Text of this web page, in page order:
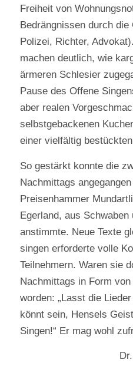
Freiheit von
Bedrängnissen durch
Polizei, Richter,
machen deutlich, wie
ärmeren Schlesier
Pause des Offene
aber realen
selbstgebackenen
einer vielfältig
So gestärkt konnte die
Nachmittags
Preisenhammer
Egerland, aus Schwaben
anstimmte. Neue Texte
singen erforderte volle
Teilnehmern. Waren sie
Nachmittags in Form
worden: „Lasst die
könnt sein, Hensels
Singen!“ Er mag wohl